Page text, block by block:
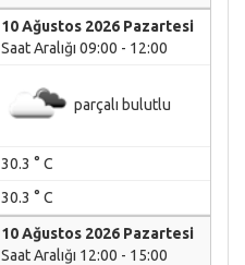
10 Ağustos 2026 Pazartesi
Saat Aralığı 09:00 - 12:00
parçalı bulutlu
30.3 ° C
30.3 ° C
10 Ağustos 2026 Pazartesi
Saat Aralığı 12:00 - 15:00